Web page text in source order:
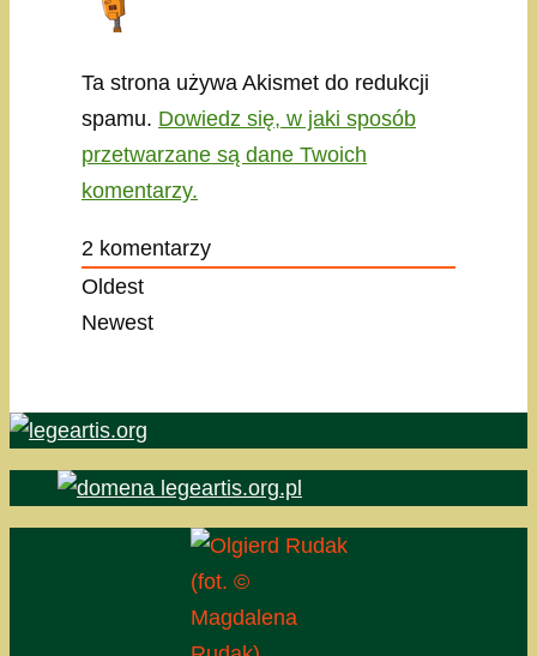
Ta strona używa Akismet do redukcji
spamu. Dowiedz się, w jaki sposób
przetwarzane są dane Twoich
komentarzy.
2 komentarzy
Oldest
Newest
(fot. ©
Magdalena